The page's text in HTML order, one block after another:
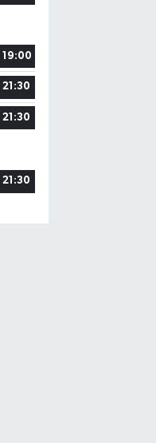
19:00
21:30
21:30
21:30